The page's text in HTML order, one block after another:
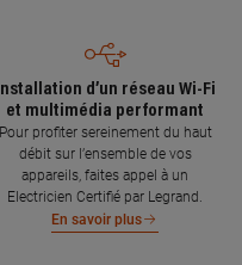
Installation d’un réseau Wi-Fi
et multimédia performant
Pour profiter sereinement du haut
débit sur l’ensemble de vos
appareils, faites appel à un
Electricien Certifié par Legrand.
En savoir plus